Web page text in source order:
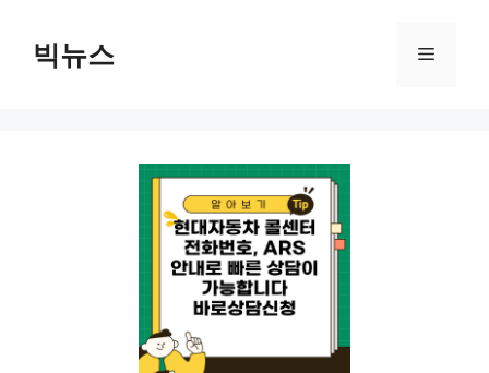
빅뉴스 메